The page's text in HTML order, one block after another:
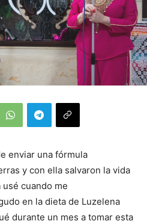
enviar una fórmula
y con ella salvaron la vida
cuando me
en la dieta de Luzelena
durante un mes a tomar esta